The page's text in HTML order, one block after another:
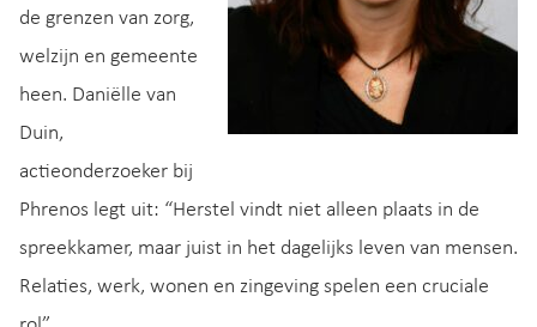
de grenzen van zorg,
welzijn en gemeente
heen. Daniëlle van
Duin,
actieonderzoeker bij
Phrenos legt uit: “Herstel vindt niet alleen plaats in de
spreekkamer, maar juist in het dagelijks leven van mensen.
Relaties, werk, wonen en zingeving spelen een cruciale